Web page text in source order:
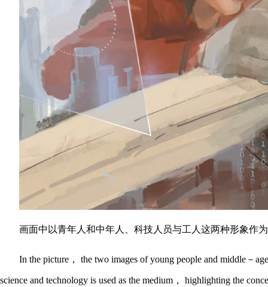
画面中以青年人和中年人、科技人员与工人这两种形象作
In the picture， the two images of young people and middle－
science and technology is used as the medium， highlighting the